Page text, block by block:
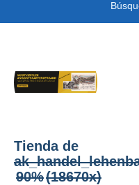
Tienda de
90%(18670x)